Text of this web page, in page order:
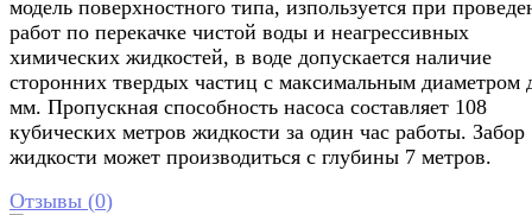
модель поверхностного типа, изпользуется при
работ по перекачке чистой воды и неагрессивных
химических жидкостей, в воде допускается наличие
сторонних твердых частиц с максимальным диаметром
мм. Пропускная способность насоса составляет 108
кубических метров жидкости за один час работы. Забор
жидкости может производиться с глубины 7 метров.
Отзывы (0)